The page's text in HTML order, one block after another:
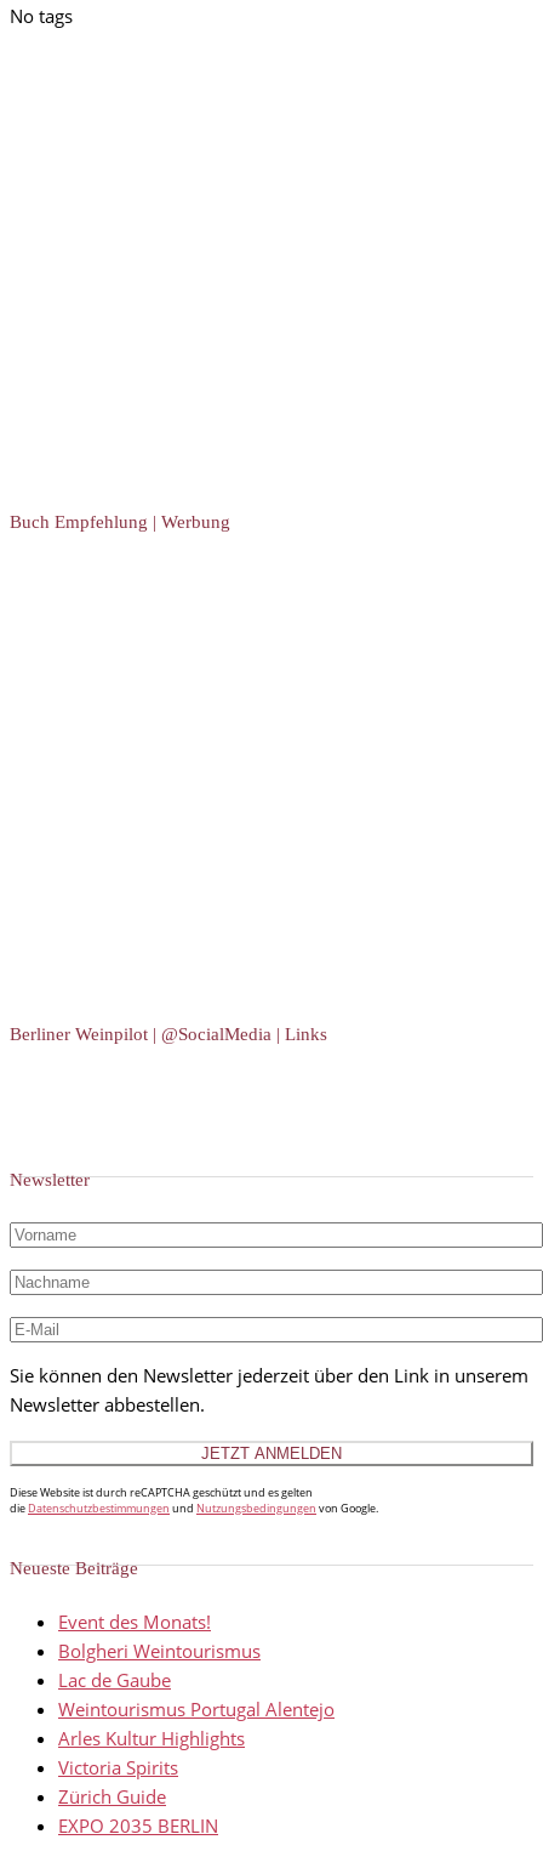
No tags
Buch Empfehlung | Werbung
Berliner Weinpilot | @SocialMedia | Links
Newsletter
Sie können den Newsletter jederzeit über den Link in unserem
Newsletter abbestellen.
Diese Website ist durch reCAPTCHA geschützt und es gelten
die Datenschutzbestimmungen und Nutzungsbedingungen von Google.
Neueste Beiträge
Event des Monats!
Bolgheri Weintourismus
Lac de Gaube
Weintourismus Portugal Alentejo
Arles Kultur Highlights
Victoria Spirits
Zürich Guide
EXPO 2035 BERLIN